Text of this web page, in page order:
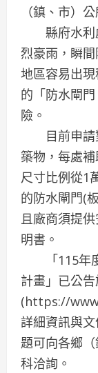
（鎮、市）
縣府水利
烈豪雨，瞬
地區容易出
的「防水閘
險。
目前申請
築物，每處
尺寸比例從1
的防水閘門(
且廠商須提
明書。
「115年度
計畫」已公
(https://
詳細資訊與
題可向各鄉
科洽詢。